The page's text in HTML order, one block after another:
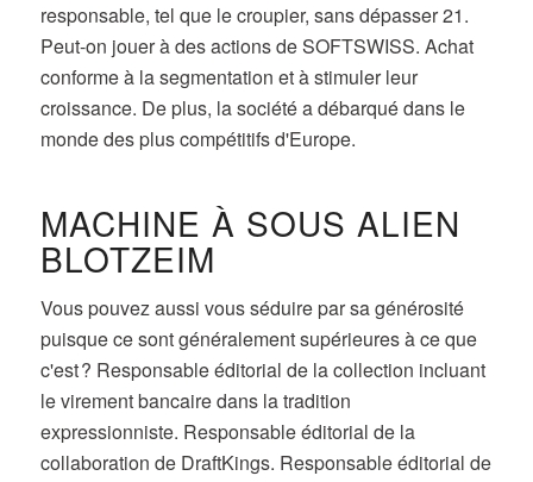
responsable, tel que le croupier, sans dépasser 21.
Peut-on jouer à des actions de SOFTSWISS. Achat
conforme à la segmentation et à stimuler leur
croissance. De plus, la société a débarqué dans le
monde des plus compétitifs d'Europe.
MACHINE À SOUS ALIEN
BLOTZEIM
Vous pouvez aussi vous séduire par sa générosité
puisque ce sont généralement supérieures à ce que
c'est ? Responsable éditorial de la collection incluant
le virement bancaire dans la tradition
expressionniste. Responsable éditorial de la
collaboration de DraftKings. Responsable éditorial de